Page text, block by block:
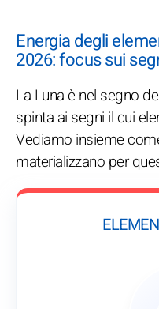
Energia degli
2026: focus sui
La Luna è nel segno
spinta ai segni il cui
Vediamo insieme
materializzano per